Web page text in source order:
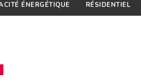
ÉNERGÉTIQUE RÉSIDENTIEL